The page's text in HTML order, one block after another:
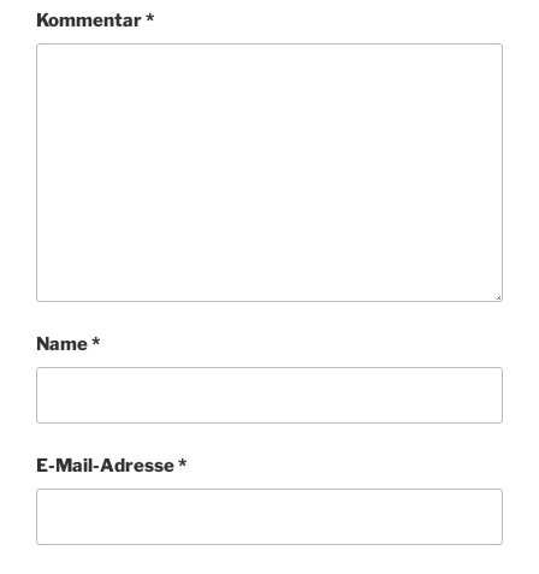
Kommentar*
Name*
E-Mail-Adresse*